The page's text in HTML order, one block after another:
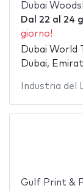
Dubai
Dal 22 al 24
giorno!
Dubai World
Dubai,
Industria del
Gulf Print &